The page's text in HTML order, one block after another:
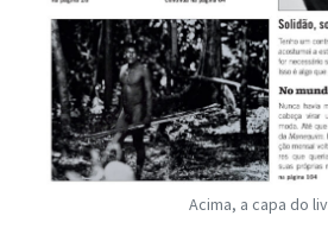
Acima, a capa do